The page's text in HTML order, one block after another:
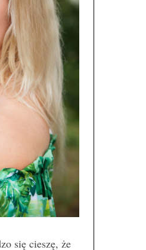
się cieszę, że